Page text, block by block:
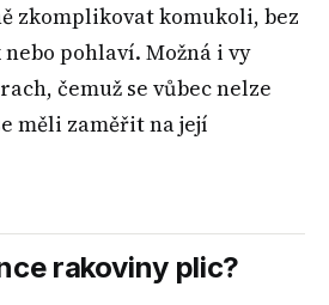
zkomplikovat komukoli, bez
pohlaví. Možná i vy
čemuž se vůbec nelze
měli zaměřit na její
rakoviny plic?